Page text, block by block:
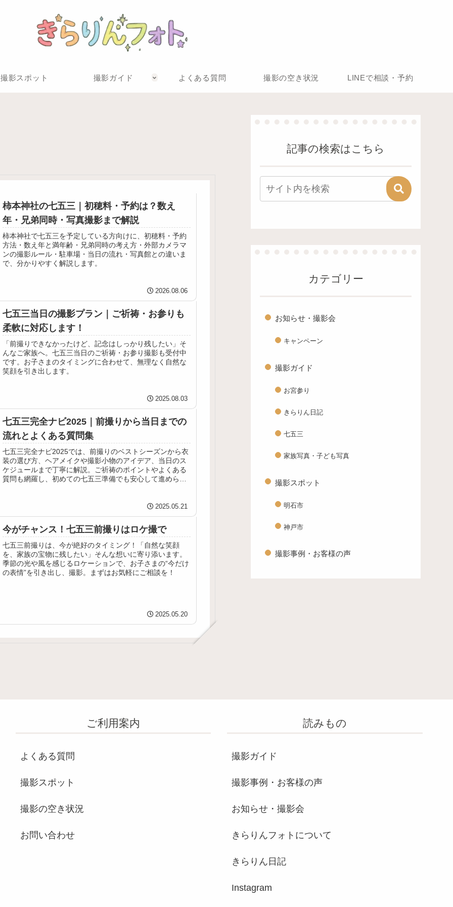
撮影スポット 撮影ガイド よくある質問 撮影の空き状況 LINEで相談・予約
柿本神社の七五三｜初穂料・予約は？数え
年・兄弟同時・写真撮影まで解説
柿本神社で七五三を予定している方向けに、初穂料・予約
方法・数え年と満年齢・兄弟同時の考え方・外部カメラマ
ンの撮影ルール・駐車場・当日の流れ・写真館との違いま
で、分かりやすく解説します。
2026.08.06
七五三当日の撮影プラン｜ご祈祷・お参りも
柔軟に対応します！
「前撮りできなかったけど、記念はしっかり残したい」そ
んなご家族へ。七五三当日のご祈祷・お参り撮影も受付中
です。お子さまのタイミングに合わせて、無理なく自然な
笑顔を引き出します。
2025.08.03
七五三完全ナビ2025｜前撮りから当日までの
流れとよくある質問集
七五三完全ナビ2025では、前撮りのベストシーズンから衣
装の選び方、ヘアメイクや撮影小物のアイデア、当日のス
ケジュールまで丁寧に解説。ご祈祷のポイントやよくある
質問も網羅し、初めての七五三準備でも安心して進められ
2025.05.21
今がチャンス！七五三前撮りはロケ撮で
七五三前撮りは、今が絶好のタイミング！「自然な笑顔
を、家族の宝物に残したい」そんな想いに寄り添います。
季節の光や風を感じるロケーションで、お子さまの“今だけ
の表情”を引き出し、撮影。まずはお気軽にご相談を！
2025.05.20
記事の検索はこちら
カテゴリー
お知らせ・撮影会
キャンペーン
撮影ガイド
お宮参り
きらりん日記
七五三
家族写真・子ども写真
撮影スポット
明石市
神戸市
撮影事例・お客様の声
ご利用案内
よくある質問
撮影スポット
撮影の空き状況
お問い合わせ
読みもの
撮影ガイド
撮影事例・お客様の声
お知らせ・撮影会
きらりんフォトについて
きらりん日記
Instagram